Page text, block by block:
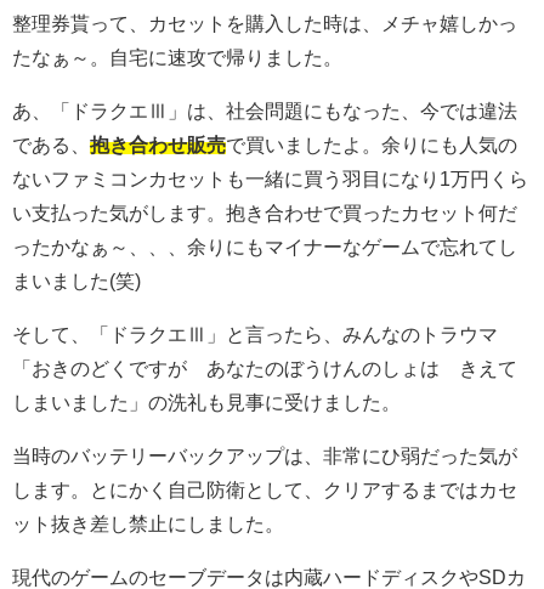
整理券貰って、カセットを購入した時は、メチャ嬉しかっ
たなぁ～。自宅に速攻で帰りました。
あ、「ドラクエⅢ」は、社会問題にもなった、今では違法
である、 抱き合わせ販売で買いましたよ。余りにも人気の
ないファミコンカセットも一緒に買う羽目になり1万円くら
い支払った気がします。抱き合わせで買ったカセット何だ
ったかなぁ～、、、余りにもマイナーなゲームで忘れてし
まいました(笑)
そして、「ドラクエⅢ」と言ったら、みんなのトラウマ
「おきのどくですが あなたのぼうけんのしょは きえて
しまいました」の洗礼も見事に受けました。
当時のバッテリーバックアップは、非常にひ弱だった気が
します。とにかく自己防衛として、クリアするまではカセ
ット抜き差し禁止にしました。
現代のゲームのセーブデータは内蔵ハードディスクやSDカ